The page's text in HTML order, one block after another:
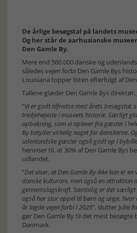
De årlige besøgstal på landets
Og her står de aarhusianske
Den Gamle By.
Mere end 560.000 danske og
således vejen forbi Den Gamle Bys
Louisiana topper listen efterfulgt af Den
Tallene glæder Den Gamle Bys
”Vi er godt tilfredse med årets besøgstal,
tredjehøjeste i museets historie. Særligt
opbakning, som vi oplever fra gæster i
By betyder virkelig noget for danskerne.
udenlandske gæster også godt op i
henviser til, at 30% af Den Gamle Bys
udlandet.
”Det viser, at Den Gamle By ikke kun er
danske kulturarv, men også en attraktion
gennemslagskraft. Samtidig er det
også har stor appel til børn og unge, hvor
år lagde vejen forbi i 2025”, slutter Julie
gør Den Gamle By til det mest besøgte
Danmark.